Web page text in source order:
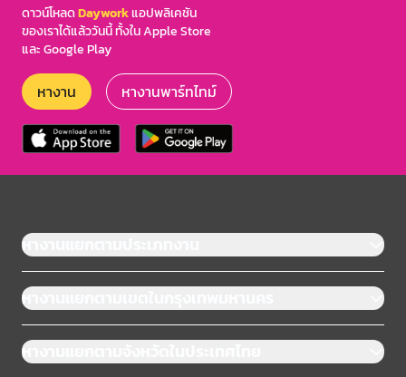
ดาวน์โหลดDayworkแอปพลิเคชัน
ของเราได้แล้ววันนี้ ทั้งใน Apple Store
และ Google Play
หางาน หางานพาร์ทไทม์
หางานแยกตามประเภทงาน
หางานแยกตามเขตในกรุงเทพมหานคร
หางานแยกตามจังหวัดในประเทศไทย